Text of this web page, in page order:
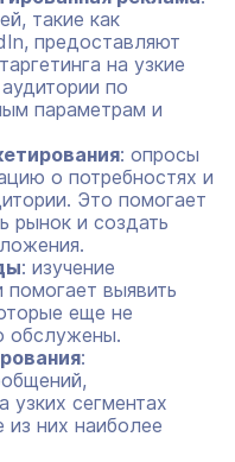
такие как
предоставляют
на узкие
по
параметрам и
: опросы
о потребностях и
Это помогает
рынок и создать
: изучение
помогает выявить
еще не
обслужены.
:
узких сегментах
из них наиболее